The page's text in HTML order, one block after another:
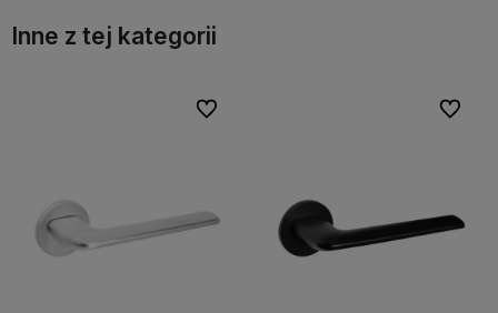
Inne z tej kategorii
Do ulubionych
Do ulubionych Do
Do